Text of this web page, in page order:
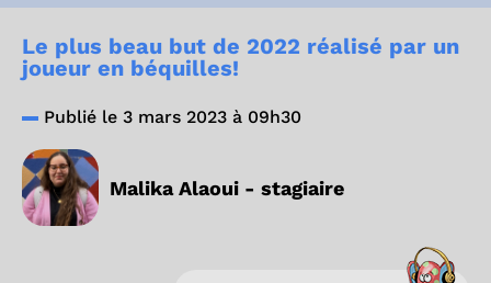
Le plus beau but de 2022 réalisé par un
joueur en béquilles!
Publié le 3 mars 2023 à 09h30
Malika Alaoui - stagiaire